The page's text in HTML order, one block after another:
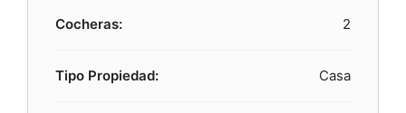
Cocheras: 2
Tipo Propiedad: Casa